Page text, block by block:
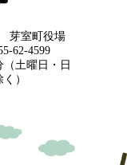
芽室町役場
62-4599
（土曜日・日
）